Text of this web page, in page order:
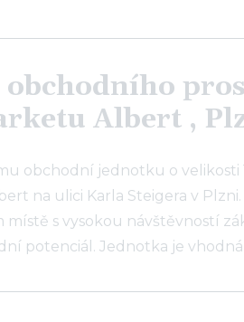
obchodního
Albert ,
obchodní jednotku o velikosti
na ulici Karla Steigera v
místě s vysokou návštěvností
potenciál. Jednotka je